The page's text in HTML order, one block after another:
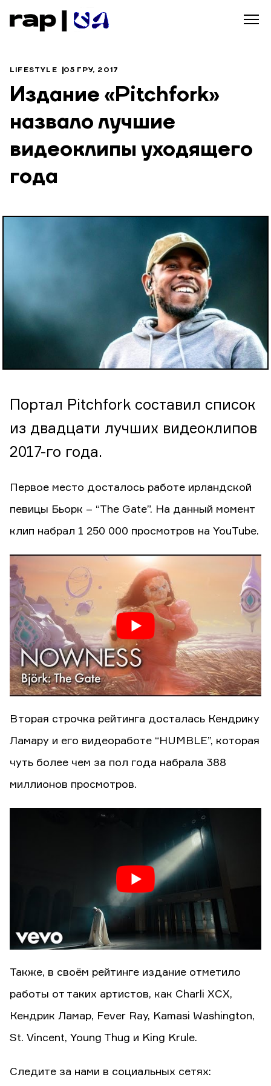
LIFESTYLE 05 ГРУ, 2017
Издание «Pitchfork»
назвало лучшие
видеоклипы уходящего
года
Портал Pitchfork составил список
из двадцати лучших видеоклипов
2017-го года.
Первое место досталось работе ирландской
певицы Бьорк – “The Gate”. На данный момент
клип набрал 1 250 000 просмотров на YouTube.
Вторая строчка рейтинга досталась Кендрику
Ламару и его видеоработе “HUMBLE”, которая
чуть более чем за пол года набрала 388
миллионов просмотров.
Также, в своём рейтинге издание отметило
работы от таких артистов, как Сharli XCX,
Кендрик Ламар, Fever Ray, Kamasi Washington,
St. Vincent, Young Thug и King Krule.
Следите за нами в социальных сетях: